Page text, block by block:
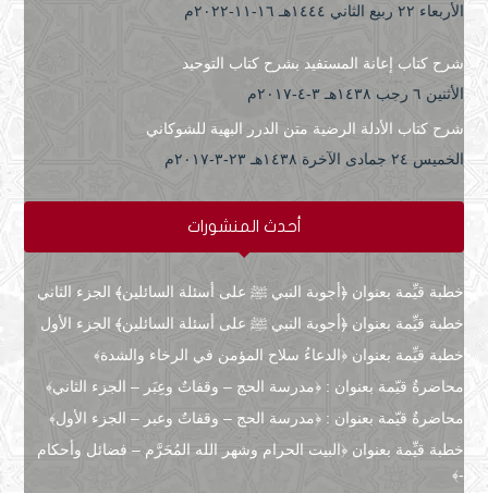
الأربعاء ۲۲ ربيع الثاني ۱٤٤٤هـ ۱٦-۱۱-۲۰۲۲م
شرح كتاب إعانة المستفيد بشرح كتاب التوحيد
الأثنين ٦ رجب ۱٤۳۸هـ ۳-٤-۲۰۱۷م
شرح كتاب الأدلة الرضية متن الدرر البهية للشوكاني
الخميس ۲٤ جمادى الآخرة ۱٤۳۸هـ ۲۳-۳-۲۰۱۷م
أحدث المنشورات
خطبة قيِّمة بعنوان ﴿أجوبة النبي ﷺ على أسئلة السائلين﴾ الجزء الثاني
خطبة قيِّمة بعنوان ﴿أجوبة النبي ﷺ على أسئلة السائلين﴾ الجزء الأول
خطبة قيِّمة بعنوان ﴿الدعاءُ سلاح المؤمن في الرخاء والشدة﴾
محاضرةٌ قيّمة بعنوان : ﴿مدرسة الحج – وقفاتٌ وعِبَر – الجزء الثاني﴾
محاضرةٌ قيّمة بعنوان : ﴿مدرسة الحج – وقفاتٌ وعبر – الجزء الأول﴾
خطبة قيِّمة بعنوان ﴿البيت الحرام وشهر الله المُحَرَّم – فضائل وأحكام
-﴾